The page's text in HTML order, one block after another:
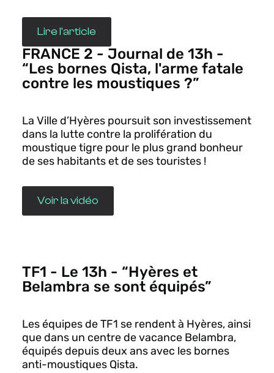
Lire l'article
FRANCE 2 - Journal de 13h -
“Les bornes Qista, l'arme fatale
contre les moustiques ?”
La Ville d’Hyères poursuit son investissement
dans la lutte contre la prolifération du
moustique tigre pour le plus grand bonheur
de ses habitants et de ses touristes !
Voir la vidéo
TF1 - Le 13h - “Hyères et
Belambra se sont équipés”
Les équipes de TF1 se rendent à Hyères, ainsi
que dans un centre de vacance Belambra,
équipés depuis deux ans avec les bornes
anti-moustiques Qista.